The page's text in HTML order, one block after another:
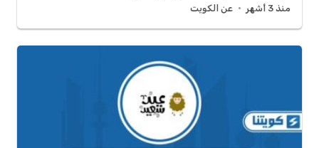
منذ 3 أشهر عن الكويت